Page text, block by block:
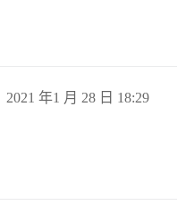
2021 年1 月 28 日 18:29